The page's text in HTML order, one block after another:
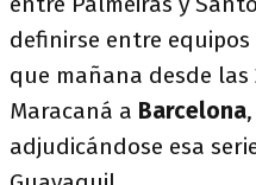
definirse entre equipos
que mañana desde las
Maracaná a Barcelona
adjudicándose esa